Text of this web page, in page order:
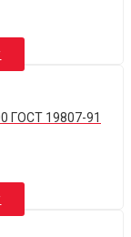
ГОСТ 19807-91